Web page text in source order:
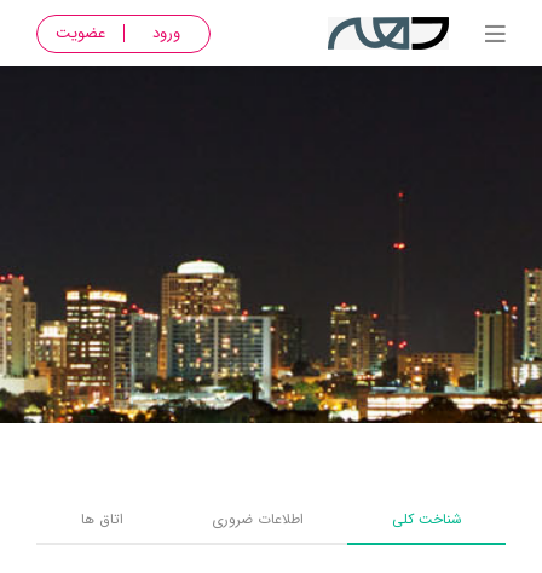
ورود عضویت
شناخت کلی اطلاعات ضروری اتاق ها